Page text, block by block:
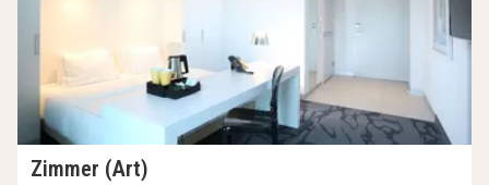
Zimmer (Art)